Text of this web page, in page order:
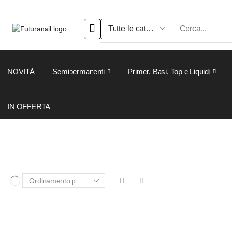
NOVITÀ Semipermanenti Primer, Basi, Top e Liquidi
IN OFFERTA